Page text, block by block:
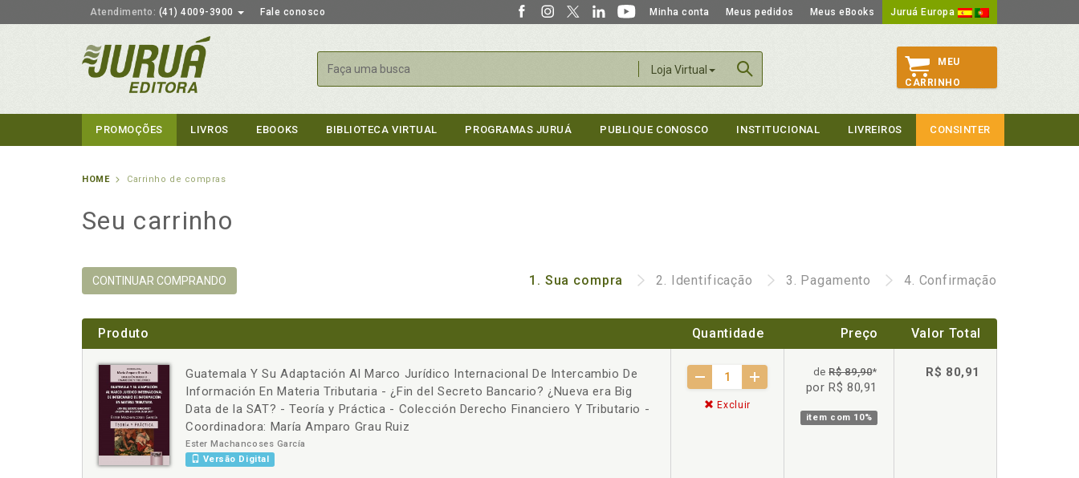
Atendimento: (41) 4009-3900 Fale conosco Minha conta Meus pedidos Meus eBooks Juruá Europa
Loja Virtual
Buscar
MEU
CARRINHO
PROMOÇÕES LIVROS EBOOKS BIBLIOTECA VIRTUAL PROGRAMAS JURUÁ PUBLIQUE CONOSCO INSTITUCIONAL LIVREIROS CONSINTER
HOME Carrinho de compras
Seu carrinho
CONTINUAR COMPRANDO 1. Sua compra 2. Identificação 3. Pagamento 4. Confirmação
Produto Quantidade Preço Valor Total
Guatemala Y Su Adaptación Al Marco Jurídico Internacional De Intercambio De
Información En Materia Tributaria - ¿Fin del Secreto Bancario? ¿Nueva era Big
Data de la SAT? - Teoría y Práctica - Colección Derecho Financiero Y Tributario -
Coordinadora: María Amparo Grau Ruiz
Ester Machancoses García
Versão Digital
- +
Excluir
deR$ 89,90*
por R$ 80,91
item com 10%
R$ 80,91